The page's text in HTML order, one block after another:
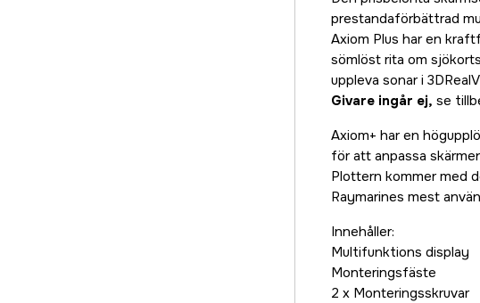
prestandaförbättrad
Axiom Plus har en
sömlöst rita om
uppleva sonar i
Givare ingår ej, se
Axiom+ har en
för att anpassa
Plottern kommer med
Raymarines mest
Innehåller:
Multifunktions display
Monteringsfäste
2 x Monteringsskruvar